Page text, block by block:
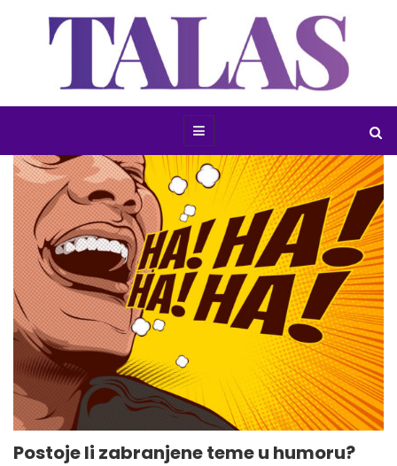
Postoje li zabranjene teme u humoru?